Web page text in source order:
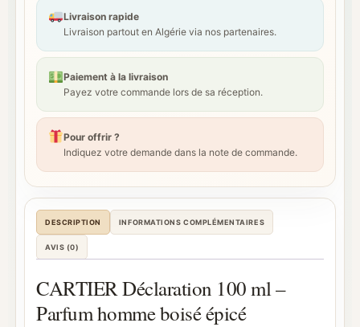
Livraison rapide
Livraison partout en Algérie via nos partenaires.
Paiement à la livraison
Payez votre commande lors de sa réception.
Pour offrir ?
Indiquez votre demande dans la note de commande.
DESCRIPTION INFORMATIONS COMPLÉMENTAIRES
AVIS (0)
CARTIER Déclaration 100 ml –
Parfum homme boisé épicé